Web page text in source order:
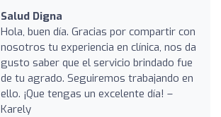
Salud Digna
Hola, buen día. Gracias por compartir con
nosotros tu experiencia en clínica, nos da
gusto saber que el servicio brindado fue
de tu agrado. Seguiremos trabajando en
ello. ¡Que tengas un excelente día! –
Karely